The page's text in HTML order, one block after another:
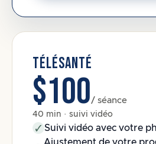
TÉLÉSANTÉ
$100/ séance
40 min · suivi vidéo
Suivi vidéo avec votre